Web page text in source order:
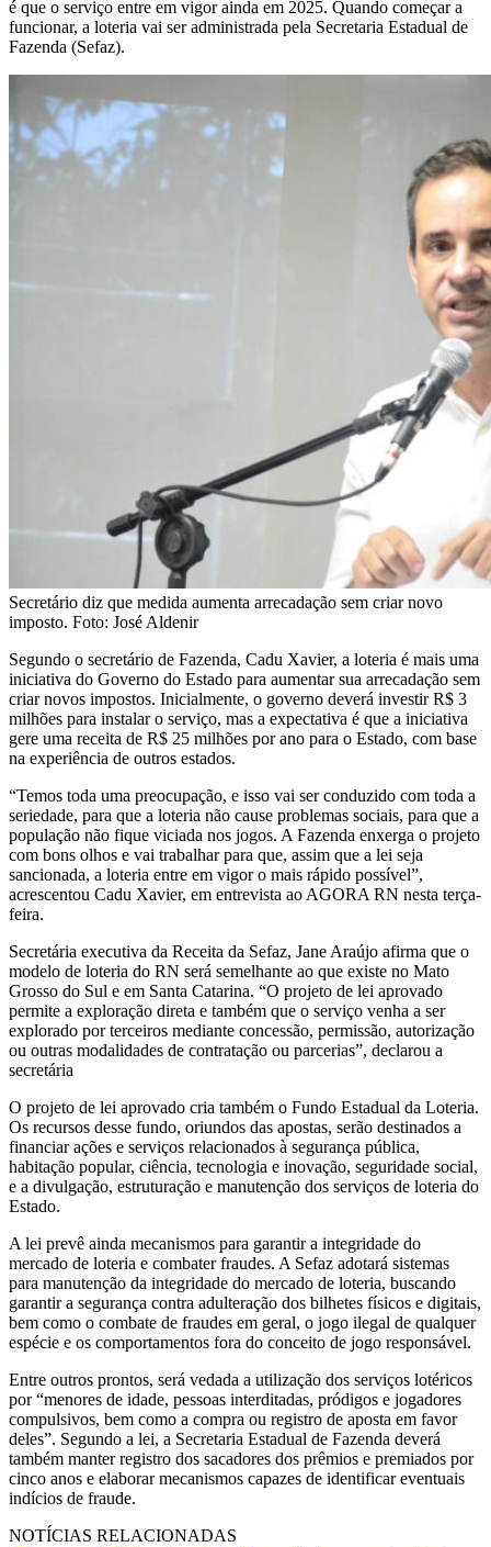
é que o serviço entre em vigor ainda em 2025. Quando começar a
funcionar, a loteria vai ser administrada pela Secretaria Estadual de
Fazenda (Sefaz).
Secretário diz que medida aumenta arrecadação sem criar novo
imposto. Foto: José Aldenir
Segundo o secretário de Fazenda, Cadu Xavier, a loteria é mais uma
iniciativa do Governo do Estado para aumentar sua arrecadação sem
criar novos impostos. Inicialmente, o governo deverá investir R$ 3
milhões para instalar o serviço, mas a expectativa é que a iniciativa
gere uma receita de R$ 25 milhões por ano para o Estado, com base
na experiência de outros estados.
“Temos toda uma preocupação, e isso vai ser conduzido com toda a
seriedade, para que a loteria não cause problemas sociais, para que a
população não fique viciada nos jogos. A Fazenda enxerga o projeto
com bons olhos e vai trabalhar para que, assim que a lei seja
sancionada, a loteria entre em vigor o mais rápido possível”,
acrescentou Cadu Xavier, em entrevista ao AGORA RN nesta terça-
feira.
Secretária executiva da Receita da Sefaz, Jane Araújo afirma que o
modelo de loteria do RN será semelhante ao que existe no Mato
Grosso do Sul e em Santa Catarina. “O projeto de lei aprovado
permite a exploração direta e também que o serviço venha a ser
explorado por terceiros mediante concessão, permissão, autorização
ou outras modalidades de contratação ou parcerias”, declarou a
secretária
O projeto de lei aprovado cria também o Fundo Estadual da Loteria.
Os recursos desse fundo, oriundos das apostas, serão destinados a
financiar ações e serviços relacionados à segurança pública,
habitação popular, ciência, tecnologia e inovação, seguridade social,
e a divulgação, estruturação e manutenção dos serviços de loteria do
Estado.
A lei prevê ainda mecanismos para garantir a integridade do
mercado de loteria e combater fraudes. A Sefaz adotará sistemas
para manutenção da integridade do mercado de loteria, buscando
garantir a segurança contra adulteração dos bilhetes físicos e digitais,
bem como o combate de fraudes em geral, o jogo ilegal de qualquer
espécie e os comportamentos fora do conceito de jogo responsável.
Entre outros prontos, será vedada a utilização dos serviços lotéricos
por “menores de idade, pessoas interditadas, pródigos e jogadores
compulsivos, bem como a compra ou registro de aposta em favor
deles”. Segundo a lei, a Secretaria Estadual de Fazenda deverá
também manter registro dos sacadores dos prêmios e premiados por
cinco anos e elaborar mecanismos capazes de identificar eventuais
indícios de fraude.
NOTÍCIAS RELACIONADAS